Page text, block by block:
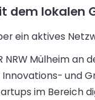
dem lokalen
ein aktives
NRW Mülheim
Innovations- und
im Bereich